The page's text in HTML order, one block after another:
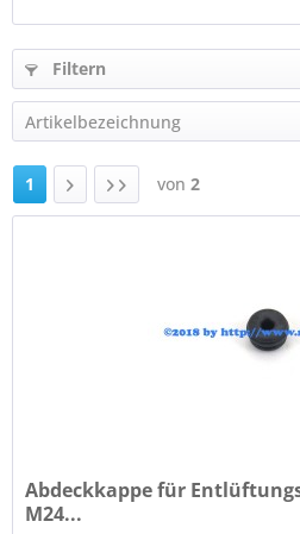
Filtern
1 von 2
Abdeckkappe für
M24...